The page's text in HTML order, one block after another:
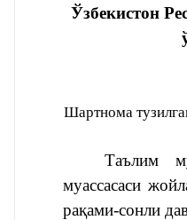
Ўзбекистон
Шартнома
Таълим
муассасаси
рақами-сонли